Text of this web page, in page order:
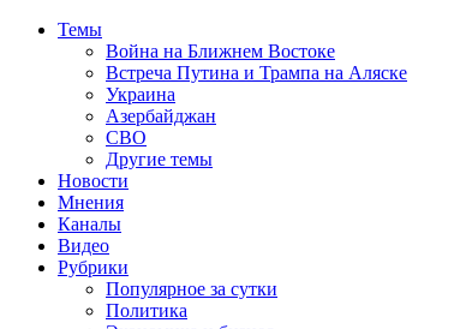
Темы
Война на Ближнем Востоке
Встреча Путина и Трампа на Аляске
Украина
Азербайджан
СВО
Другие темы
Новости
Мнения
Каналы
Видео
Рубрики
Популярное за сутки
Политика